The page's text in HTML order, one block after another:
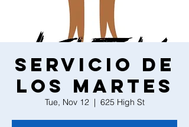
Servicio de
los martes
Tue, Nov 12
  |
625 High St